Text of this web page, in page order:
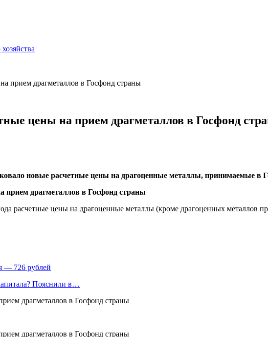
прием драгметаллов в Госфонд страны
цены на прием драгметаллов в Госфонд
новые расчетные цены на драгоценные металлы, принимаемые в
расчетные цены на драгоценные металлы (кроме драгоценных
— 726 рублей
Пояснили в…